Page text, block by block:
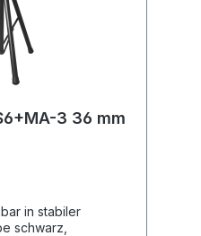
3 36 mm
in stabiler
schwarz,